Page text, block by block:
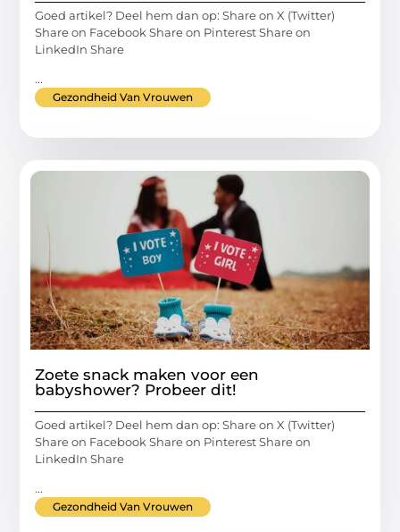
Goed artikel? Deel hem dan op: Share on X (Twitter)
Share on Facebook Share on Pinterest Share on
LinkedIn Share
...
Gezondheid Van Vrouwen
Zoete snack maken voor een
babyshower? Probeer dit!
Goed artikel? Deel hem dan op: Share on X (Twitter)
Share on Facebook Share on Pinterest Share on
LinkedIn Share
...
Gezondheid Van Vrouwen